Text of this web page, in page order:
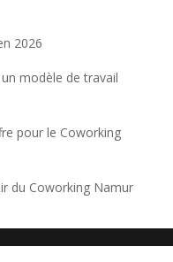
2026
modèle de travail
pour le Coworking
du Coworking Namur